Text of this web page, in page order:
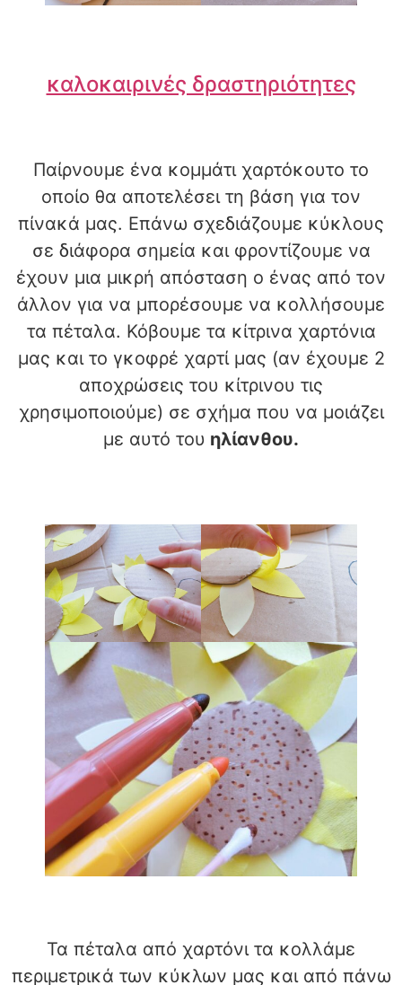
καλοκαιρινές δραστηριότητες
Παίρνουμε ένα κομμάτι χαρτόκουτο το
οποίο θα αποτελέσει τη βάση για τον
πίνακά μας. Επάνω σχεδιάζουμε κύκλους
σε διάφορα σημεία και φροντίζουμε να
έχουν μια μικρή απόσταση ο ένας από τον
άλλον για να μπορέσουμε να κολλήσουμε
τα πέταλα. Κόβουμε τα κίτρινα χαρτόνια
μας και το γκοφρέ χαρτί μας (αν έχουμε 2
αποχρώσεις του κίτρινου τις
χρησιμοποιούμε) σε σχήμα που να μοιάζει
με αυτό του ηλίανθου.
Τα πέταλα από χαρτόνι τα κολλάμε
περιμετρικά των κύκλων μας και από πάνω